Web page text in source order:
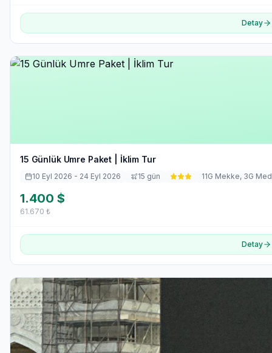
Detay
15 Günlük Umre Paket | İklim Tur
10 Eyl 2026 - 24 Eyl 2026 15 gün 11G Mekke, 3G
1.400 $
61.670 ₺
Detay